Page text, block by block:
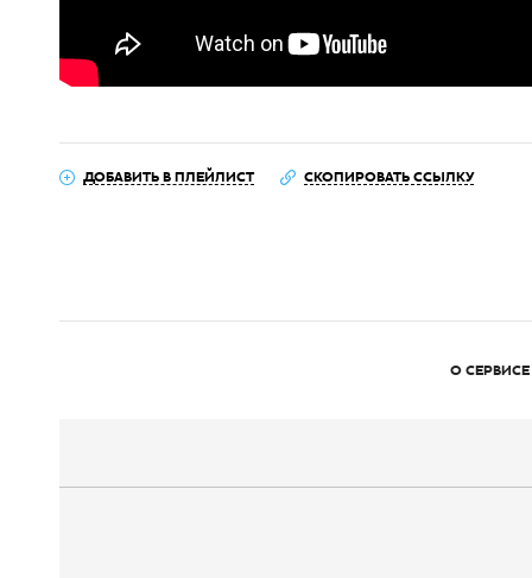
ДОБАВИТЬ В ПЛЕЙЛИСТ СКОПИРОВАТЬ ССЫЛКУ
О СЕРВИСЕ